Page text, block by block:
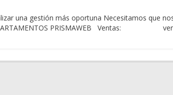
una gestión más oportuna Necesitamos que
PRISMAWEB Ventas: